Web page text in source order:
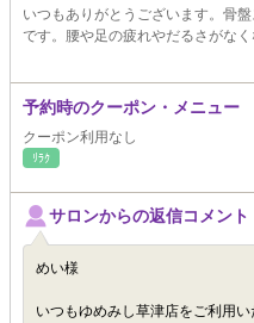
いつもありがとうございます。骨
です。腰や足の疲れやだるさがな
予約時のクーポン・メニュー
クーポン利用なし
ﾘﾗｸ
サロンからの返信コメント
めい様
いつもゆめみし草津店をご利用